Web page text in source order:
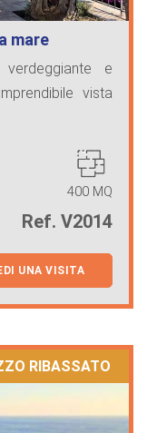
mare
e
vista
400 MQ
Ref. V2014
UNA VISITA
RIBASSATO